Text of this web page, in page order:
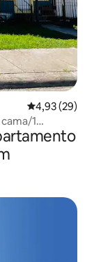
4,93 de uma
4,93 (29)
1